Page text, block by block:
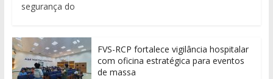
segurança do
FVS-RCP fortalece vigilância hospitalar
com oficina estratégica para eventos
de massa